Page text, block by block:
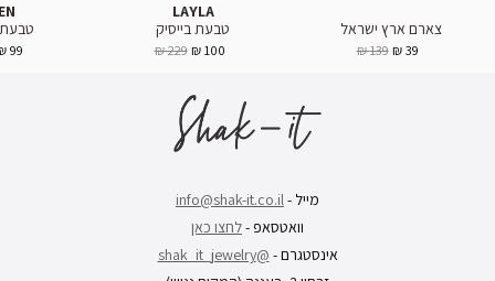
צארם ארץ ישראל
39 ₪
139 ₪
LAYLA
טבעת בייסיק
100 ₪
229 ₪
99 ₪
מייל - info@shak-it.co.il
וואטסאפ -לחצו כאן
אינסטגרם - @shak_it_jewelry